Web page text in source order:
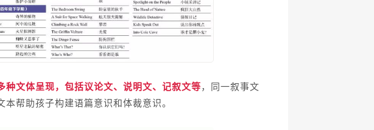
文体呈现，包括议论文、说明文、记叙文等，同一叙事文
帮助孩子构建语篇意识和体裁意识。